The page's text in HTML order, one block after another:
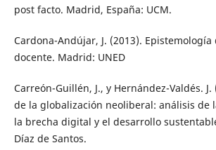
post facto. Madrid, España: UCM.
Cardona-Andújar, J. (2013). Epistemología
docente. Madrid: UNED
Carreón-Guillén, J., y Hernández-Valdés. J.
de la globalización neoliberal: análisis de
la brecha digital y el desarrollo
Díaz de Santos.